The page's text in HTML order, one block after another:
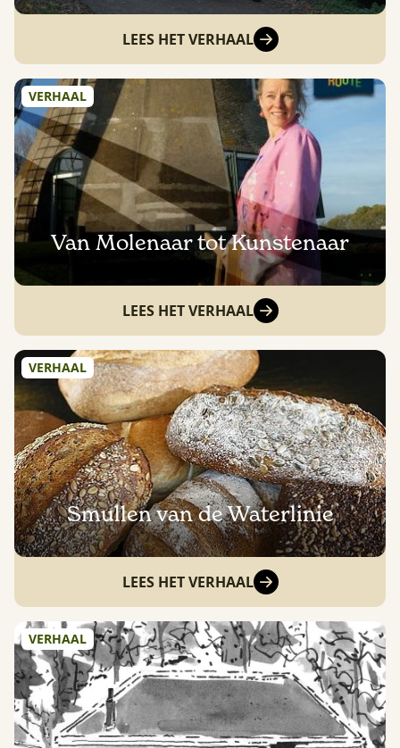
LEES HET VERHAAL
VERHAAL
Van Molenaar tot Kunstenaar
LEES HET VERHAAL
VERHAAL
Smullen van de Waterlinie
LEES HET VERHAAL
VERHAAL